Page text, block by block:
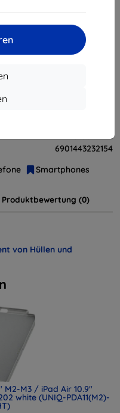
51092MFE
6901443232154
Smartphones
Produktbewertung (0)
von Hüllen und
M2-M3 / iPad Air 10.9"
white (UNIQ-PDA11(M2)-